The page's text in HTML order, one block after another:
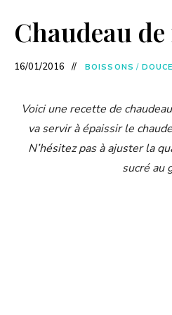
Chaudeau
16/01/2016 BOISSONS /
Voici une recette de
va servir à épaissir le
N’hésitez pas à ajuster la
sucré au